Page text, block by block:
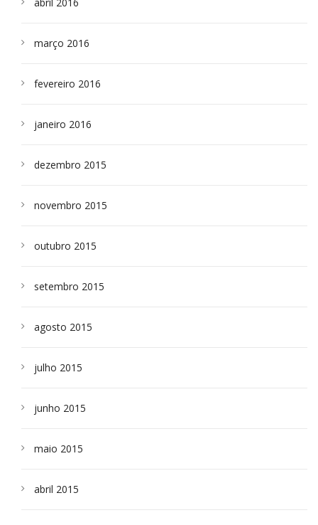
março 2016
fevereiro 2016
janeiro 2016
dezembro 2015
novembro 2015
outubro 2015
setembro 2015
agosto 2015
julho 2015
junho 2015
maio 2015
abril 2015